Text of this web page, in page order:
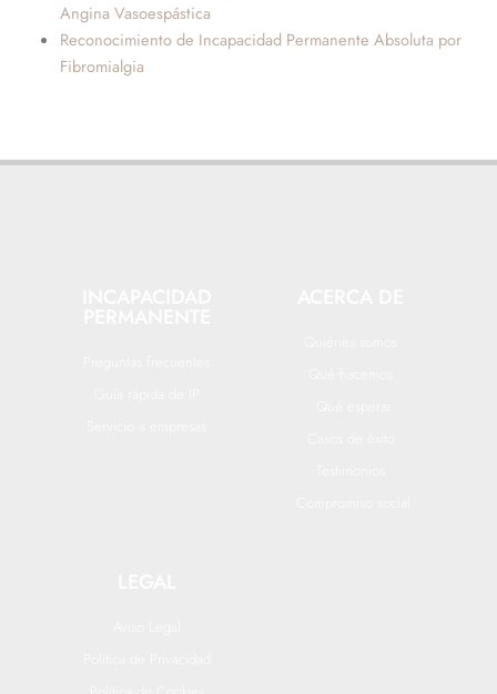
Angina Vasoespástica
Reconocimiento de Incapacidad Permanente Absoluta por
Fibromialgia